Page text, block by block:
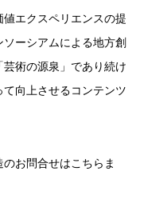
エクスペリエンスの提
ーシアムによる地方創
術の源泉」であり続け
向上させるコンテンツ
お問合せはこちらま